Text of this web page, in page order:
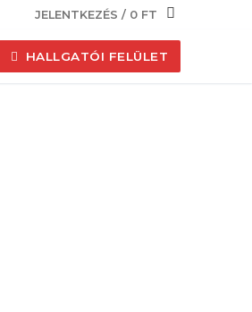
JELENTKEZÉS / 0 FT
HALLGATÓI FELÜLET